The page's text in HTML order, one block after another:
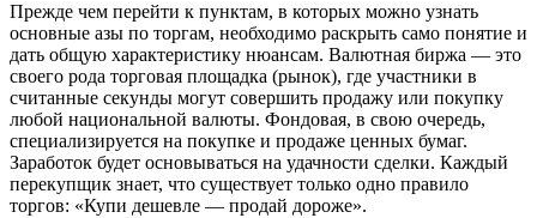
Прежде чем перейти к пунктам, в которых можно узнать
основные азы по торгам, необходимо раскрыть само понятие и
дать общую характеристику нюансам. Валютная биржа — это
своего рода торговая площадка (рынок), где участники в
считанные секунды могут совершить продажу или покупку
любой национальной валюты. Фондовая, в свою очередь,
специализируется на покупке и продаже ценных бумаг.
Заработок будет основываться на удачности сделки. Каждый
перекупщик знает, что существует только одно правило
торгов: «Купи дешевле — продай дороже».